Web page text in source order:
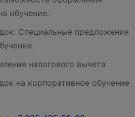
обучение.
Специальные предложения
налогового вычета
на корпоративное обучение